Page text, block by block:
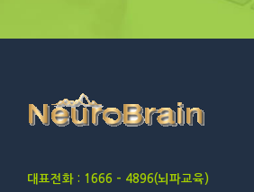
대표전화 : 1666 – 4896(뇌파교육)